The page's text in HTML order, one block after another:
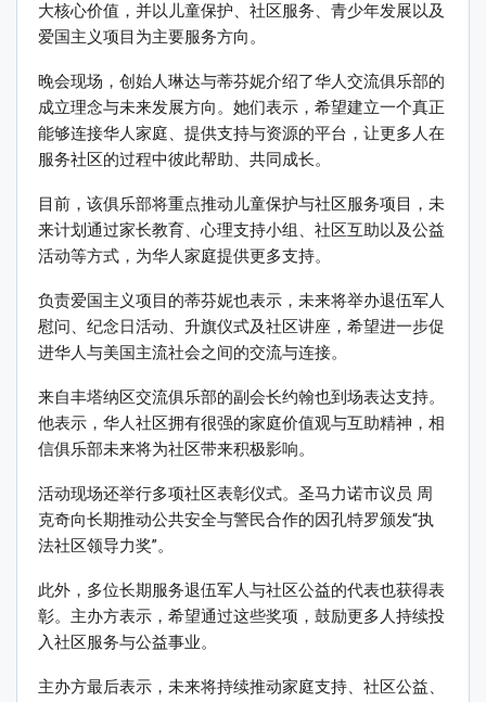
大核心价值，并以儿童保护、社区服务、青少年发展以及
爱国主义项目为主要服务方向。
晚会现场，创始人琳达与蒂芬妮介绍了华人交流俱乐部的
成立理念与未来发展方向。她们表示，希望建立一个真正
能够连接华人家庭、提供支持与资源的平台，让更多人在
服务社区的过程中彼此帮助、共同成长。
目前，该俱乐部将重点推动儿童保护与社区服务项目，未
来计划通过家长教育、心理支持小组、社区互助以及公益
活动等方式，为华人家庭提供更多支持。
负责爱国主义项目的蒂芬妮也表示，未来将举办退伍军人
慰问、纪念日活动、升旗仪式及社区讲座，希望进一步促
进华人与美国主流社会之间的交流与连接。
来自丰塔纳区交流俱乐部的副会长约翰也到场表达支持。
他表示，华人社区拥有很强的家庭价值观与互助精神，相
信俱乐部未来将为社区带来积极影响。
活动现场还举行多项社区表彰仪式。圣马力诺市议员 周
克奇向长期推动公共安全与警民合作的因孔特罗颁发“执
法社区领导力奖”。
此外，多位长期服务退伍军人与社区公益的代表也获得表
彰。主办方表示，希望通过这些奖项，鼓励更多人持续投
入社区服务与公益事业。
主办方最后表示，未来将持续推动家庭支持、社区公益、